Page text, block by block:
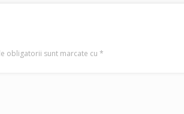
obligatorii sunt marcate cu*